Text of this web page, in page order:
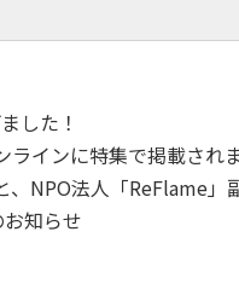
した！
インに特集で掲載されま
NPO法人「ReFlame」
知らせ